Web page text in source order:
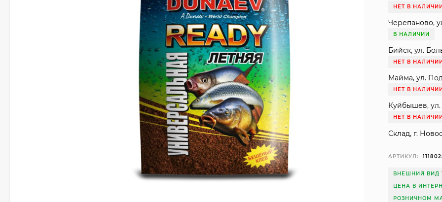
НЕТ В
Черепаново,
В НАЛИЧИИ
Бийск, ул.
НЕТ В
Майма, ул.
НЕТ В
Куйбышев, ул.
НЕТ В
Склад, г.
АРТИКУЛ:
ВНЕШНИЙ ВИД
ЦЕНА В
РОЗНИЧНОМ